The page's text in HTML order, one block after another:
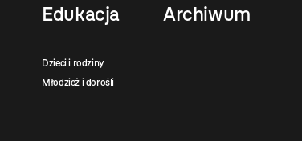
Edukacja
Dzieci i rodziny
Młodzież i dorośli
Archiwum